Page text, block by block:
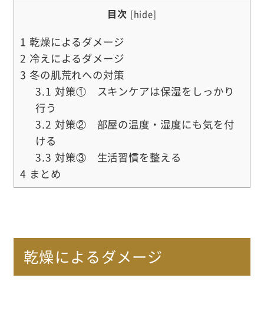
目次 [hide]
1 乾燥によるダメージ
2 冷えによるダメージ
3 冬の肌荒れへの対策
3.1 対策① スキンケアは保湿をしっかり
行う
3.2 対策② 部屋の温度・湿度にも気を付
ける
3.3 対策③ 生活習慣を整える
4 まとめ
乾燥によるダメージ